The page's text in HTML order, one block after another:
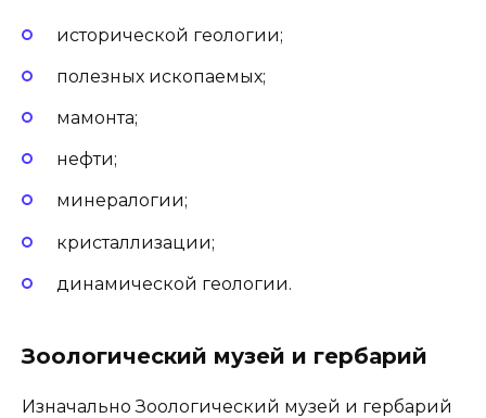
исторической геологии;
полезных ископаемых;
мамонта;
нефти;
минералогии;
кристаллизации;
динамической геологии.
Зоологический музей и гербарий
Изначально Зоологический музей и гербарий